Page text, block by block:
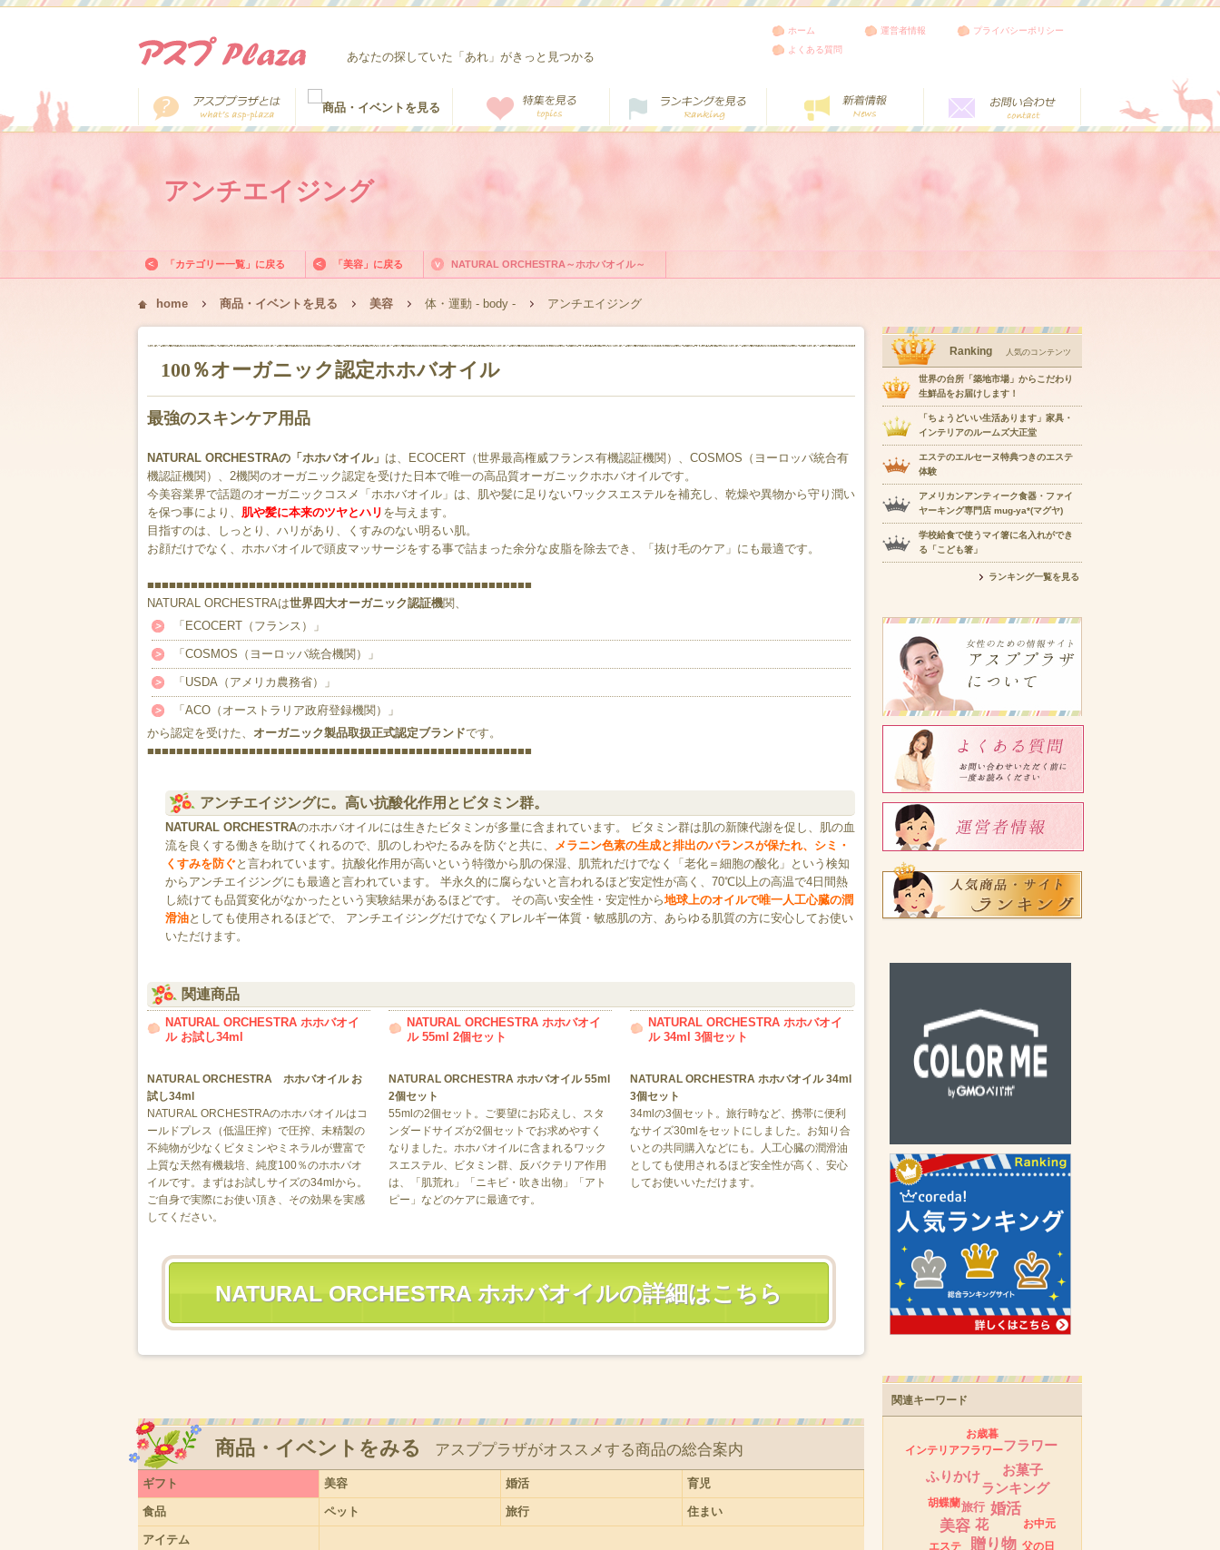
あなたの探していた「あれ」がきっと見つかる
ホーム 運営者情報
プライバシーポリシー
よくある質問
アンチエイジング
「カテゴリー一覧」に戻る 「美容」に戻る NATURAL ORCHESTRA～ホホバオイル～
home 商品・イベントを見る 美容 体・運動 - body - アンチエイジング
100％オーガニック認定ホホバオイル
最強のスキンケア用品
NATURAL ORCHESTRAの「ホホバオイル」 は、ECOCERT（世界最高権威フランス有機認証機関）、COSMOS（ヨーロッパ統合有
機認証機関）、2機関のオーガニック認定を受けた日本で唯一の高品質オーガニックホホバオイルです。
今美容業界で話題のオーガニックコスメ「ホホバオイル」は、肌や髪に足りないワックスエステルを補充し、乾燥や異物から守り潤い
を保つ事により、 肌や髪に本来のツヤとハリ を与えます。
目指すのは、しっとり、ハリがあり、くすみのない明るい肌。
お顔だけでなく、ホホバオイルで頭皮マッサージをする事で詰まった余分な皮脂を除去でき、「抜け毛のケア」にも最適です。
■■■■■■■■■■■■■■■■■■■■■■■■■■■■■■■■■■■■■■■■■■■■■■■■■■■■■
NATURAL ORCHESTRAは世界四大オーガニック認証機関、
「ECOCERT（フランス）」
「COSMOS（ヨーロッパ統合機関）」
「USDA（アメリカ農務省）」
「ACO（オーストラリア政府登録機関）」
から認定を受けた、 オーガニック製品取扱正式認定ブランドです。
■■■■■■■■■■■■■■■■■■■■■■■■■■■■■■■■■■■■■■■■■■■■■■■■■■■■■
アンチエイジングに。高い抗酸化作用とビタミン群。
NATURAL ORCHESTRAのホホバオイルには生きたビタミンが多量に含まれています。 ビタミン群は肌の新陳代謝を促し、肌の血
流を良くする働きを助けてくれるので、肌のしわやたるみを防ぐと共に、 メラニン色素の生成と排出のバランスが保たれ、シミ・
くすみを防ぐ と言われています。抗酸化作用が高いという特徴から肌の保湿、肌荒れだけでなく「老化＝細胞の酸化」という検知
からアンチエイジングにも最適と言われています。 半永久的に腐らないと言われるほど安定性が高く、70℃以上の高温で4日間熱
し続けても品質変化がなかったという実験結果があるほどです。 その高い安全性・安定性から地球上のオイルで唯一人工心臓の潤
滑油としても使用されるほどで、 アンチエイジングだけでなくアレルギー体質・敏感肌の方、あらゆる肌質の方に安心してお使い
いただけます。
関連商品
NATURAL ORCHESTRA ホホバオイ
ル お試し34ml
NATURAL ORCHESTRA ホホバオイル お
試し34ml
NATURAL ORCHESTRAのホホバオイルはコ
ールドプレス（低温圧搾）で圧搾、未精製の
不純物が少なくビタミンやミネラルが豊富で
上質な天然有機栽培、純度100％のホホバオ
イルです。まずはお試しサイズの34mlから。
ご自身で実際にお使い頂き、その効果を実感
してください。
NATURAL ORCHESTRA ホホバオイ
ル 55ml 2個セット
NATURAL ORCHESTRA ホホバオイル 55ml
2個セット
55mlの2個セット。ご要望にお応えし、スタ
ンダードサイズが2個セットでお求めやすく
なりました。ホホバオイルに含まれるワック
スエステル、ビタミン群、反バクテリア作用
は、「肌荒れ」「ニキビ・吹き出物」「アト
ピー」などのケアに最適です。
NATURAL ORCHESTRA ホホバオイ
ル 34ml 3個セット
NATURAL ORCHESTRA ホホバオイル 34ml
3個セット
34mlの3個セット。旅行時など、携帯に便利
なサイズ30mlをセットにしました。お知り合
いとの共同購入などにも。人工心臓の潤滑油
としても使用されるほど安全性が高く、安心
してお使いいただけます。
NATURAL ORCHESTRA ホホバオイルの詳細はこちら
商品・イベントをみる アスププラザがオススメする商品の総合案内
ギフト 美容 婚活 育児
食品 ペット 旅行 住まい
アイテム
Ranking 人気のコンテンツ
世界の台所「築地市場」からこだわり
生鮮品をお届けします！
「ちょうどいい生活あります」家具・
インテリアのルームズ大正堂
エステのエルセーヌ特典つきのエステ
体験
アメリカンアンティーク食器・ファイ
ヤーキング専門店 mug-ya*(マグヤ)
学校給食で使うマイ箸に名入れができ
る「こども箸」
ランキング一覧を見る
関連キーワード
贈り物
美容
婚活
旅行
ランキング
ふりかけ
花
お菓子
フラワー
胡蝶蘭
インテリアフラワー
エステ 父の日
お中元
お歳暮